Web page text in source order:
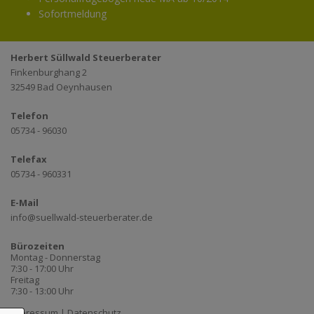
Sofortmeldung
Herbert Süllwald Steuerberater
Finkenburghang 2
32549 Bad Oeynhausen
Telefon
05734 - 96030
Telefax
05734 - 960331
E-Mail
info@suellwald-steuerberater.de
Bürozeiten
Montag - Donnerstag
7:30 - 17:00 Uhr
Freitag
7:30 - 13:00 Uhr